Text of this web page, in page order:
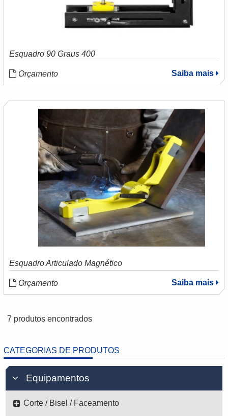
CATEGORIAS DE PRODUTOS
Equipamentos
Corte / Bisel / Faceamento
Esquadro 90 Graus 400
Orçamento Saiba mais
Esquadro Articulado Magnético
Orçamento Saiba mais
7 produtos encontrados